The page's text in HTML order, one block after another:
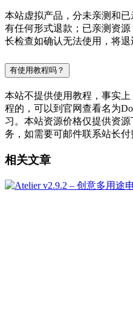
本站虚拟产品，分未亲测和
有任何形式退款；已亲测资
长检查如确认无法使用，将退
有使用教程吗？
本站不提供使用教程，事实
程的，可以到官网查看名为
习。本站资源价格仅提供资
务，如需要可邮件联系站长付
相关文章